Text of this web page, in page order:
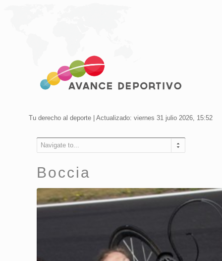
Tu derecho al deporte | Actualizado: viernes 31 julio 2026, 15:52
Navigate to...
Boccia